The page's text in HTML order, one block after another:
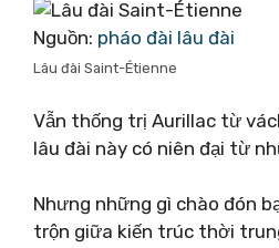
Nguồn: pháo đài lâu đài
Lâu đài Saint-Étienne
Vẫn thống trị Aurillac từ
lâu đài này có niên đại từ
Nhưng những gì chào đón
trộn giữa kiến ​​trúc thời